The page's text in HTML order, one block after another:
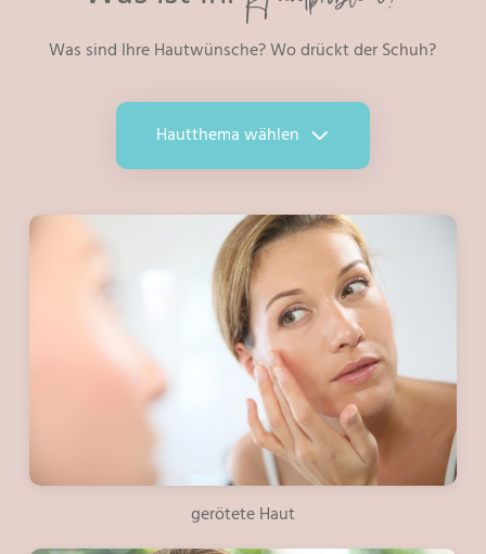
Was sind Ihre Hautwünsche? Wo drückt der Schuh?
Hautthema wählen
gerötete Haut